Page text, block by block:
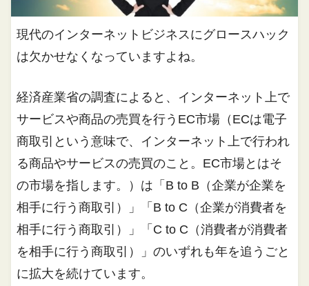
現代のインターネットビジネスにグロースハック
は欠かせなくなっていますよね。
経済産業省の調査によると、インターネット上で
サービスや商品の売買を行うEC市場（ECは電子
商取引という意味で、インターネット上で行われ
る商品やサービスの売買のこと。EC市場とはそ
の市場を指します。）は「B to B（企業が企業を
相手に行う商取引）」「B to C（企業が消費者を
相手に行う商取引）」「C to C（消費者が消費者
を相手に行う商取引）」のいずれも年を追うごと
に拡大を続けています。